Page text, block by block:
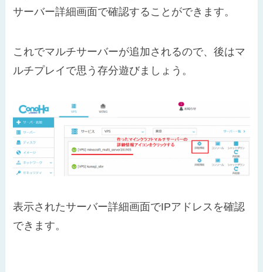
サーバー詳細画面で確認することができます。
これでマルチサーバーが追加されるので、後はマ
ルチプレイで思う存分遊びましょう。
表示されたサーバー詳細画面でIPアドレスを確認
できます。